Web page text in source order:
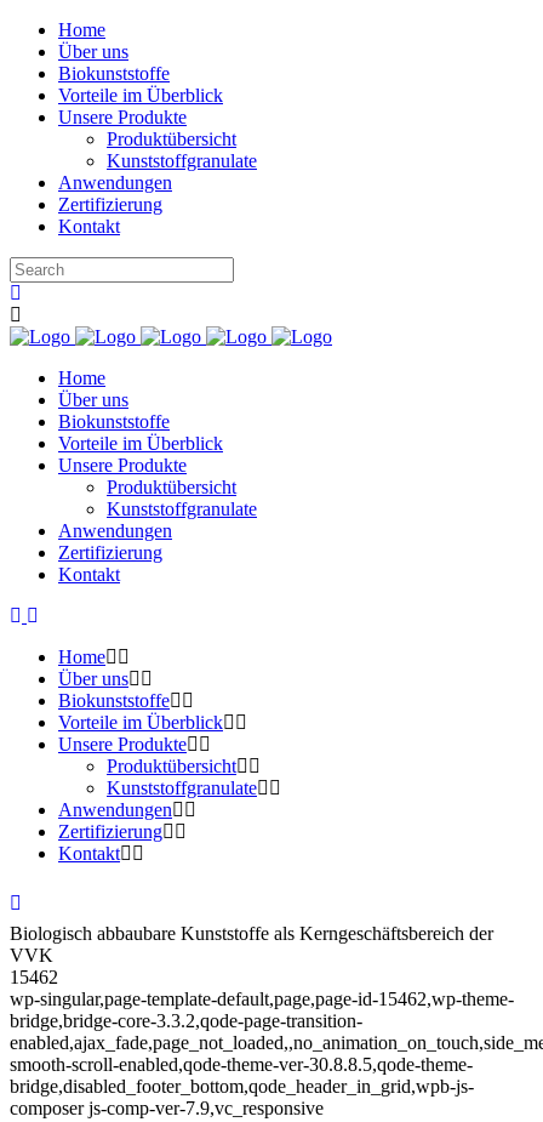
Home
Über uns
Biokunststoffe
Vorteile im Überblick
Unsere Produkte
Produktübersicht
Kunststoffgranulate
Anwendungen
Zertifizierung
Kontakt
Home
Über uns
Biokunststoffe
Vorteile im Überblick
Unsere Produkte
Produktübersicht
Kunststoffgranulate
Anwendungen
Zertifizierung
Kontakt
Home
Über uns
Biokunststoffe
Vorteile im Überblick
Unsere Produkte
Produktübersicht
Kunststoffgranulate
Anwendungen
Zertifizierung
Kontakt
Biologisch abbaubare Kunststoffe als Kerngeschäftsbereich der
VVK
15462
wp-singular,page-template-default,page,page-id-15462,wp-theme-
bridge,bridge-core-3.3.2,qode-page-transition-
smooth-scroll-enabled,qode-theme-ver-30.8.8.5,qode-theme-
bridge,disabled_footer_bottom,qode_header_in_grid,wpb-js-
composer js-comp-ver-7.9,vc_responsive